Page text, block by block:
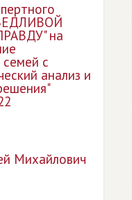
на
с
анализ и
Михайлович